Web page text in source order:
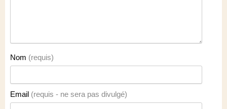
Nom (requis)
Email (requis - ne sera pas divulgé)